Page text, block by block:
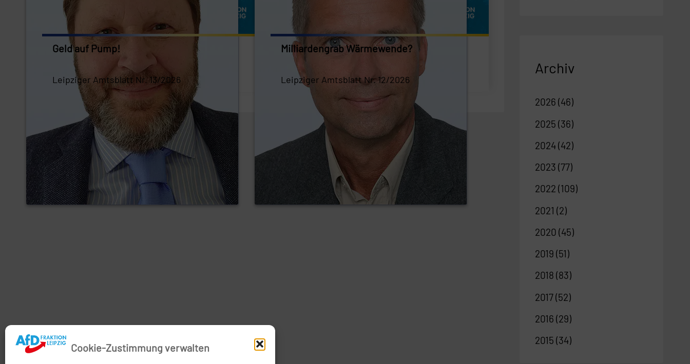
Cookie-Zustimmung verwalten
Geld auf Pump!
Leipziger Amtsblatt Nr. 13/2026
Milliardengrab Wärmewende?
Leipziger Amtsblatt Nr. 12/2026
Archiv
2026 (46)
2025 (36)
2024 (42)
2023 (77)
2022 (109)
2021 (2)
2020 (45)
2019 (51)
2018 (83)
2017(52)
2016 (29)
2015 (34)